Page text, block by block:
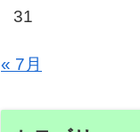
31
« 7月